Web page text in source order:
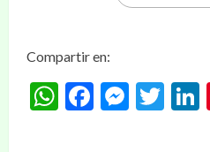
Compartir en:
WhatsApp
Facebook